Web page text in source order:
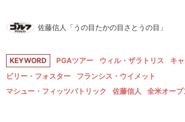
佐藤信人「うの目たかの目さとうの目」
KEYWORD PGAツアー ウィル・ザラトリス
キ
ビリー・フォスター
フランシス・ウイメット
マシュー・フィッツパトリック
佐藤信人 全米オープ